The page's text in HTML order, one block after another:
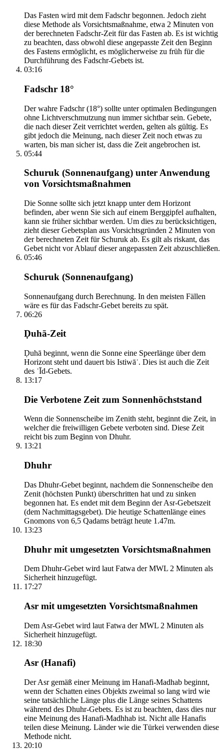
Das Fasten wird mit dem Fadschr begonnen. Jedoch zieht
diese Methode als Vorsichtsmaßnahme, etwa 2 Minuten von
der berechneten Fadschr-Zeit für das Fasten ab. Es ist wichtig
zu beachten, dass obwohl diese angepasste Zeit den Beginn
des Fastens ermöglicht, es möglicherweise zu früh für die
Durchführung des Fadschr-Gebets ist.
03:16
Fadschr 18°
Der wahre Fadschr (18°) sollte unter optimalen Bedingungen
ohne Lichtverschmutzung nun immer sichtbar sein. Gebete,
die nach dieser Zeit verrichtet werden, gelten als gültig. Es
gibt jedoch die Meinung, nach dieser Zeit noch etwas zu
warten, bis man sicher ist, dass die Zeit angebrochen ist.
05:44
Schuruk (Sonnenaufgang) unter Anwendung
von Vorsichtsmaßnahmen
Die Sonne sollte sich jetzt knapp unter dem Horizont
befinden, aber wenn Sie sich auf einem Berggipfel aufhalten,
kann sie früher sichtbar werden. Um dies zu berücksichtigen,
zieht dieser Gebetsplan aus Vorsichtsgründen 2 Minuten von
der berechneten Zeit für Schuruk ab. Es gilt als riskant, das
Gebet nicht vor Ablauf dieser angepassten Zeit abzuschließen.
05:46
Schuruk (Sonnenaufgang)
Sonnenaufgang durch Berechnung. In den meisten Fällen
wäre es für das Fadschr-Gebet bereits zu spät.
06:26
Ḍuhā-Zeit
Ḍuhā beginnt, wenn die Sonne eine Speerlänge über dem
Horizont steht und dauert bis Istiwāʾ. Dies ist auch die Zeit
des ʿĪd-Gebets.
13:17
Die Verbotene Zeit zum Sonnenhöchststand
Wenn die Sonnenscheibe im Zenith steht, beginnt die Zeit, in
welcher die freiwilligen Gebete verboten sind. Diese Zeit
reicht bis zum Beginn von Dhuhr.
13:21
Dhuhr
Das Dhuhr-Gebet beginnt, nachdem die Sonnenscheibe den
Zenit (höchsten Punkt) überschritten hat und zu sinken
begonnen hat. Es endet mit dem Beginn der Asr-Gebetszeit
(dem Nachmittagsgebet). Die heutige Schattenlänge eines
Gnomons von 6,5 Qadams beträgt heute 1.47m.
13:23
Dhuhr mit umgesetzten Vorsichtsmaßnahmen
Dem Dhuhr-Gebet wird laut Fatwa der MWL 2 Minuten als
Sicherheit hinzugefügt.
17:27
Asr mit umgesetzten Vorsichtsmaßnahmen
Dem Asr-Gebet wird laut Fatwa der MWL 2 Minuten als
Sicherheit hinzugefügt.
18:30
Asr (Hanafi)
Der Asr gemäß einer Meinung im Hanafi-Madhab beginnt,
wenn der Schatten eines Objekts zweimal so lang wird wie
seine tatsächliche Länge plus die Länge seines Schattens
während des Dhuhr-Gebets. Es ist zu beachten, dass dies nur
eine Meinung des Hanafi-Madhhab ist. Nicht alle Hanafis
teilen diese Meinung. Länder wie die Türkei verwenden diese
Methode nicht.
20:10